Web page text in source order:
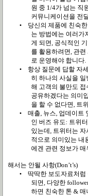
원 중 1/4가 넘는 직
커뮤니케이션을 전
•
당신의 제품에 친숙
는 방법에는 여러가
게 되면, 공식적인
를 활용하려면, 관련
로 운영해야 합니다.
•
항상 질문에 답할 자
히 하나의 사실을
해 고객의 불만도 접
공유하겠다는 의미
을 할 수 없다면, 트
•
매출, 뉴스, 업데이트
인 버즈 유도: 트위
있는데, 트위터는
적으로 의미있는 내
에겐 관련 정보가
해서는 안될 사항(Don’t’s)
•
딱딱한 보도자료처럼
되면, 다양한
하면 친숙한 톤 & 매